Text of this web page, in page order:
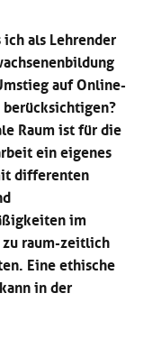
ich als Lehrender
auf Online-
Raum ist für die
ein eigenes
differenten
im
raum-zeitlich
Eine ethische
in der